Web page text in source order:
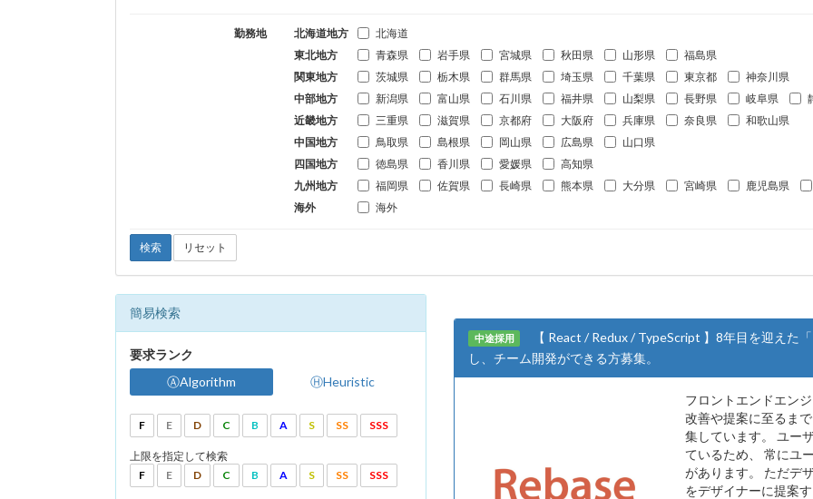
勤務地 北海道地方
北海道
東北地方
青森県 岩手県 宮城県 秋田県 山形県
福島県
関東地方
茨城県 栃木県 群馬県 埼玉県 千葉県 東京都
神奈川県
中部地方
新潟県 富山県 石川県 福井県 山梨県 長野県 岐阜県
近畿地方
三重県 滋賀県 京都府 大阪府 兵庫県 奈良県
和歌山県
中国地方
鳥取県 島根県 岡山県 広島県
山口県
四国地方
徳島県 香川県 愛媛県
高知県
九州地方
福岡県 佐賀県 長崎県 熊本県 大分県 宮崎県
鹿児島県
海外
海外
検索 リセット
簡易検索
要求ランク
ⒶAlgorithm
ⒽHeuristic
F E D C B A S SS SSS
上限を指定して検索
F
E D C B A S SS SSS
中途採用
【 React / Redux / TypeScript 】8年目を迎え
し、チーム開発ができる方募集。
フロントエンドエン
改善や提案に至るま
集しています。 ユー
ているため、 常にユ
があります。 ただデ
をデザイナーに提案